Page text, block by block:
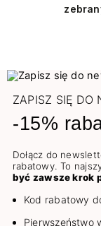
ZAPISZ SIĘ DO
-15%
Dołącz do
rabatowy. To
być zawsze krok
Kod rabatowy
Pierwszeństwo